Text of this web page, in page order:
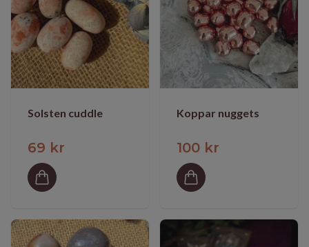
Solsten cuddle
69 kr
Koppar nuggets
100 kr